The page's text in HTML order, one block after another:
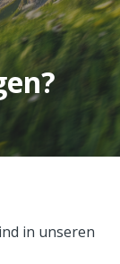
in unseren